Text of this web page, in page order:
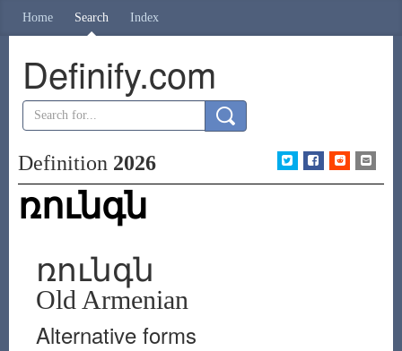
Home Search Index
Definify.com
Definition 2026
ռունգն
ռունգն
Old Armenian
Alternative forms